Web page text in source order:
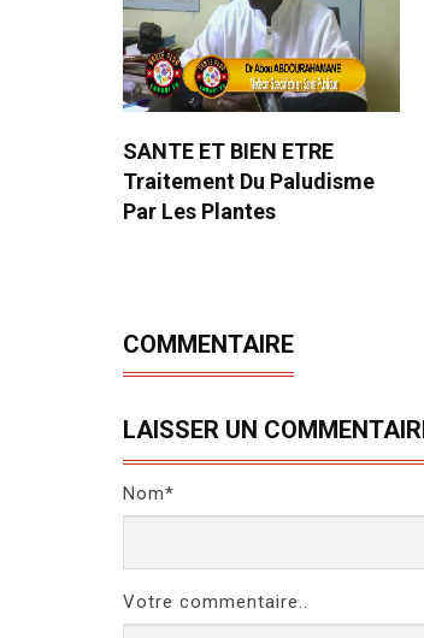
SANTE ET BIEN ETRE
Traitement Du Paludisme
Par Les Plantes
COMMENTAIRE
LAISSER UN
Nom*
Votre commentaire..